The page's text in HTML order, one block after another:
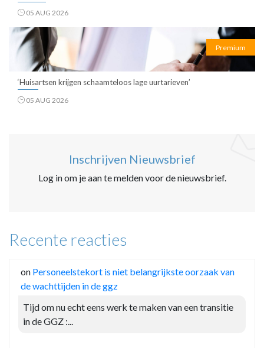
05 AUG 2026
Premium
‘Huisartsen krijgen schaamteloos lage uurtarieven’
05 AUG 2026
Inschrijven Nieuwsbrief
Log in om je aan te melden voor de nieuwsbrief.
Recente reacties
on Personeelstekort is niet belangrijkste oorzaak van
de wachttijden in de ggz
Tijd om nu echt eens werk te maken van een transitie
in de GGZ :...